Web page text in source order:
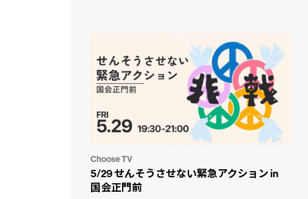
Choose TV
5/29 せんそうさせない緊急アクション in
国会正門前